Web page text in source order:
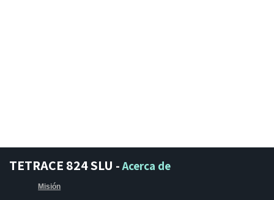
TETRACE 824 SLU -Acerca de
Misión